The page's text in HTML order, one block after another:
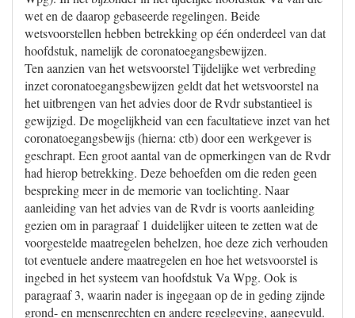
wet en de daarop gebaseerde regelingen. Beide
wetsvoorstellen hebben betrekking op één onderdeel van dat
hoofdstuk, namelijk de coronatoegangsbewijzen.
Ten aanzien van het wetsvoorstel Tijdelijke wet verbreding
inzet coronatoegangsbewijzen geldt dat het wetsvoorstel na
het uitbrengen van het advies door de Rvdr substantieel is
gewijzigd. De mogelijkheid van een facultatieve inzet van het
coronatoegangsbewijs (hierna: ctb) door een werkgever is
geschrapt. Een groot aantal van de opmerkingen van de Rvdr
had hierop betrekking. Deze behoefden om die reden geen
bespreking meer in de memorie van toelichting. Naar
aanleiding van het advies van de Rvdr is voorts aanleiding
gezien om in paragraaf 1 duidelijker uiteen te zetten wat de
voorgestelde maatregelen behelzen, hoe deze zich verhouden
tot eventuele andere maatregelen en hoe het wetsvoorstel is
ingebed in het systeem van hoofdstuk Va Wpg. Ook is
paragraaf 3, waarin nader is ingegaan op de in geding zijnde
grond- en mensenrechten en andere regelgeving, aangevuld.